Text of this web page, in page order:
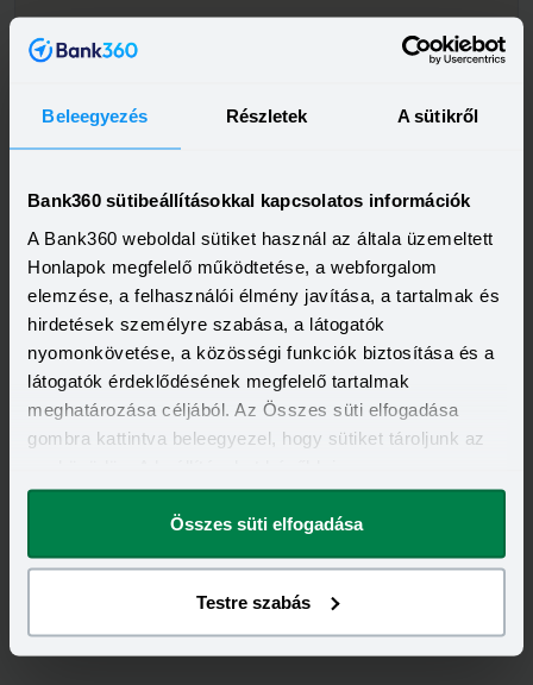
Beleegyezés Részletek A sütikről
Bank360 sütibeállításokkal kapcsolatos információk
A Bank360 weboldal sütiket használ az általa üzemeltett
Honlapok megfelelő működtetése, a webforgalom
elemzése, a felhasználói élmény javítása, a tartalmak és
hirdetések személyre szabása, a látogatók
nyomonkövetése, a közösségi funkciók biztosítása és a
látogatók érdeklődésének megfelelő tartalmak
meghatározása céljából. Az Összes süti elfogadása
gombra kattintva beleegyezel, hogy sütiket tároljunk az
megváltoztathatod.
Összes süti elfogadása
Testre szabás
Értékeldaz Allianz-ot!
3,40/5